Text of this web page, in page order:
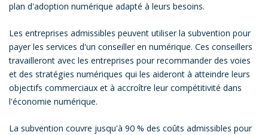
plan d'adoption numérique adapté à leurs besoins.
Les entreprises admissibles peuvent utiliser la subvention pour
payer les services d'un conseiller en numérique. Ces conseillers
travailleront avec les entreprises pour recommander des voies
et des stratégies numériques qui les aideront à atteindre leurs
objectifs commerciaux et à accroître leur compétitivité dans
l'économie numérique.
La subvention couvre jusqu'à 90 % des coûts admissibles pour